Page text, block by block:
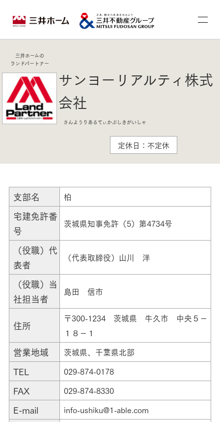
三井ホームの
ランドパートナー
サンヨーリアルティ株式
会社
さんようりあるてぃかぶしきがいしゃ
定休日：不定休
支部名 柏
宅建免許番
号
茨城県知事免許（5）第4734号
（役職）代
表者
（代表取締役）山川 洋
（役職）当
社担当者
島田 信市
住所
〒300-1234 茨城県 牛久市 中央５－
１８－１
営業地域 茨城県、千葉県北部
TEL 029-874-0178
FAX 029-874-8330
E-mail info-ushiku@1-able.com